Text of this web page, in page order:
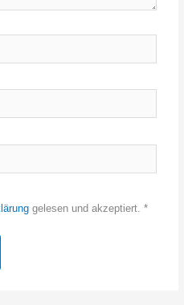
gelesen und akzeptiert. *